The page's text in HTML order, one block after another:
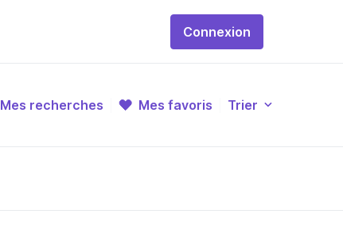
Connexion
Mes recherches Mes favoris Trier